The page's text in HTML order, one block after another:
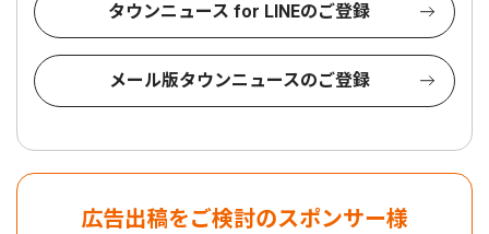
タウンニュース for LINEのご登録
メール版タウンニュースのご登録
広告出稿をご検討のスポンサー様